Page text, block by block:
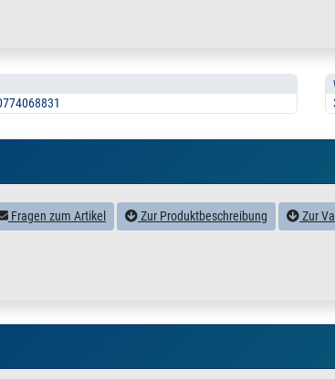
Fragen zum Artikel Zur Produktbeschreibung Zur